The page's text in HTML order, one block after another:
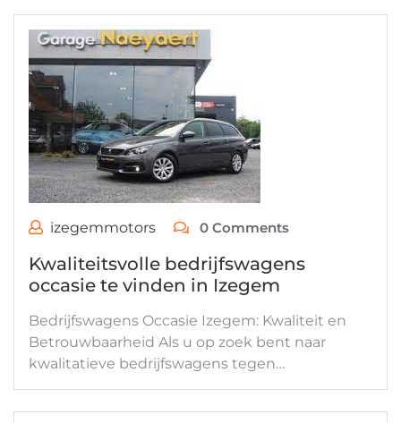
izegemmotors 0 Comments
Kwaliteitsvolle bedrijfswagens
occasie te vinden in Izegem
Bedrijfswagens Occasie Izegem: Kwaliteit en
Betrouwbaarheid Als u op zoek bent naar
kwalitatieve bedrijfswagens tegen…